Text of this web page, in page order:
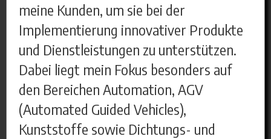
meine Kunden, um sie bei der
Implementierung innovativer Produkte
und Dienstleistungen zu unterstützen.
Dabei liegt mein Fokus besonders auf
den Bereichen Automation, AGV
(Automated Guided Vehicles),
Kunststoffe sowie Dichtungs- und